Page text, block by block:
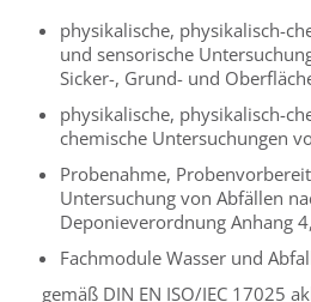
physikalische, physikalisch-
und sensorische
Sicker-, Grund- und
physikalische, physikalisch-
chemische Untersuchungen
Probenahme,
Untersuchung von Abfällen
Deponieverordnung Anhang 4,
Fachmodule Wasser und
gemäß DIN EN ISO/IEC 17025